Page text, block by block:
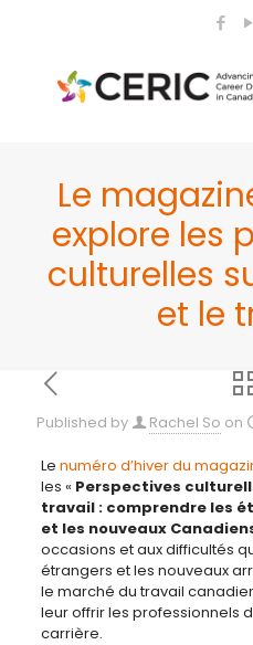
Le
explore les
culturelles
et le
Published by Rachel So on
Le numéro d’hiver du
les « Perspectives
travail : comprendre les
et les nouveaux
occasions et aux difficultés
étrangers et les nouveaux
le marché du travail
leur offrir les professionnels
carrière.